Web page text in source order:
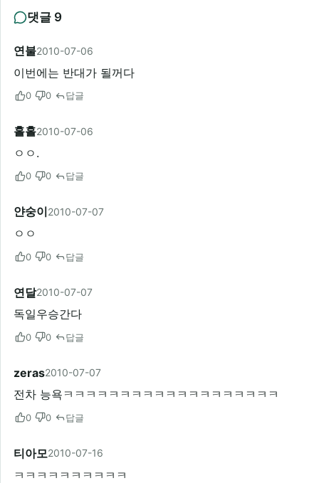
댓글 9
연불2010-07-06
이번에는 반대가 될꺼다
0 0 답글
홀홀2010-07-06
ㅇㅇ.
0 0 답글
얀숭이2010-07-07
ㅇㅇ
0 0 답글
연달2010-07-07
독일우승간다
0 0 답글
zeras2010-07-07
전차 능욕ㅋㅋㅋㅋㅋㅋㅋㅋㅋㅋㅋㅋㅋㅋㅋㅋㅋㅋㅋ
0 0 답글
티아모2010-07-16
ㅋㅋㅋㅋㅋㅋㅋㅋㅋㅋ